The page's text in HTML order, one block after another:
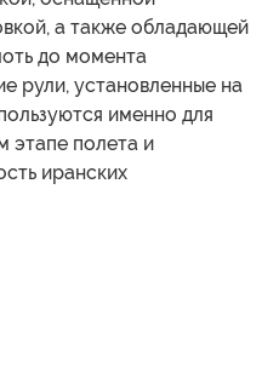
а также обладающей
до момента
рули, установленные на
именно для
этапе полета и
иранских